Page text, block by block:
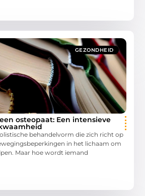
GEZONDHEID
osteopaat: Een intensieve
behandelvorm die zich richt op
in het lichaam om
Maar hoe wordt iemand